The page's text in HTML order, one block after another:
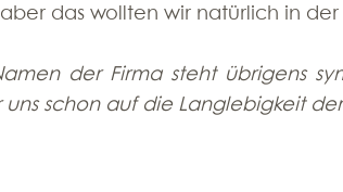
das wollten wir natürlich in der
der Firma steht übrigens
schon auf die Langlebigkeit